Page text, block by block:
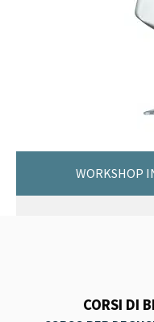
WORKSHOP
CORSI DI